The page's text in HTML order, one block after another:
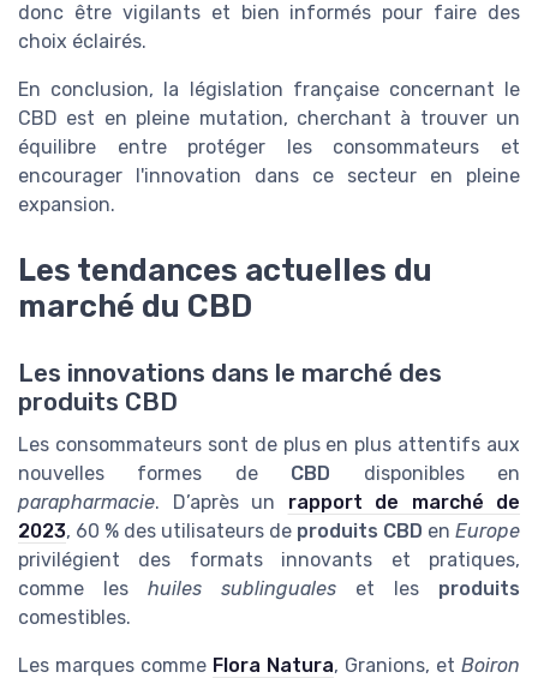
donc être vigilants et bien informés pour faire des
choix éclairés.
En conclusion, la législation française concernant le
CBD est en pleine mutation, cherchant à trouver un
équilibre entre protéger les consommateurs et
encourager l'innovation dans ce secteur en pleine
expansion.
Les tendances actuelles du
marché du CBD
Les innovations dans le marché des
produits CBD
Les consommateurs sont de plus en plus attentifs aux
nouvelles formes de CBD disponibles en
parapharmacie. D’après un rapport de marché de
2023, 60 % des utilisateurs de produits CBD en Europe
privilégient des formats innovants et pratiques,
comme les huiles sublinguales et les produits
comestibles.
Les marques comme Flora Natura, Granions, et Boiron